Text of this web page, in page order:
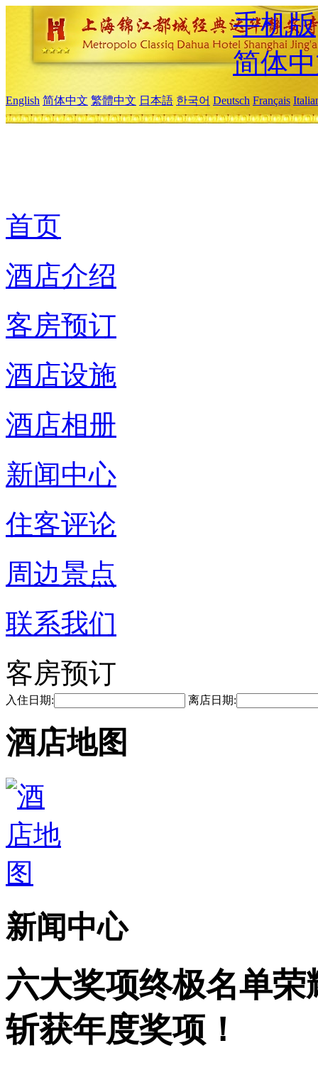
手机版
简体
English 简体中文 繁體中文 日本語 한국어 Deutsch Français
首页
酒店介绍
客房预订
酒店设施
酒店相册
新闻中心
住客评论
周边景点
联系我们
客房预订
入住日期: 离店日期:
酒店地图
新闻中心
六大奖项终极名单
斩获年度奖项！